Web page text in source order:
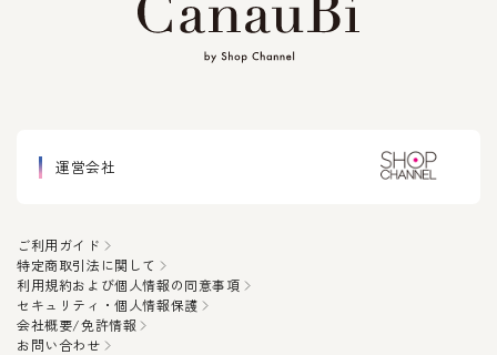
運営会社
ご利用ガイド
特定商取引法に関して
利用規約および個人情報の同意事項
セキュリティ・個人情報保護
会社概要/免許情報
お問い合わせ